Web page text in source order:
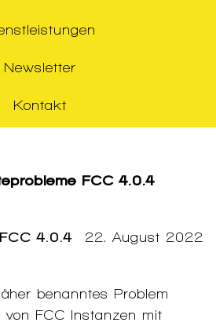
Newsletter
Kontakt
FCC 4.0.4
22. August 2022
4.0.4
benanntes Problem
von FCC Instanzen mit